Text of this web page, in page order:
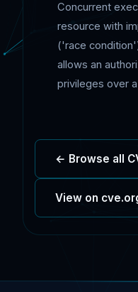
Concurrent
resource with
('race
allows an
privileges over
← Browse all
View on